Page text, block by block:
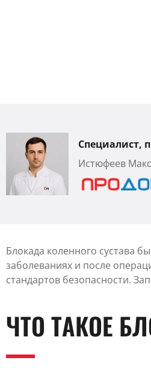
Специалист,
Истюфеев
Блокада коленного сустава
заболеваниях и после
стандартов безопасности.
ЧТО ТАКОЕ